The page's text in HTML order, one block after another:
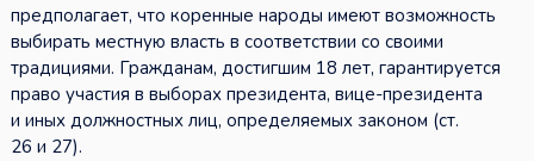
предполагает, что коренные народы имеют возможность
выбирать местную власть в соответствии со своими
традициями. Гражданам, достигшим 18 лет, гарантируется
право участия в выборах президента, вице-президента
и иных должностных лиц, определяемых законом (ст.
26 и 27).